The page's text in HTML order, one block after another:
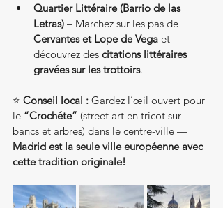
Quartier Littéraire (Barrio de las
Letras) – Marchez sur les pas de
Cervantes et Lope de Vega et
découvrez des citations littéraires
gravées sur les trottoirs.
⭐ Conseil local : Gardez l’œil ouvert pour
le “Crochéte” (street art en tricot sur
bancs et arbres) dans le centre-ville —
Madrid est la seule ville européenne avec
cette tradition originale!